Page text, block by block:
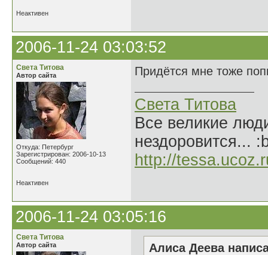
Неактивен
2006-11-24 03:03:52
Света Титова
Автор сайта
Откуда: Петербург
Зарегистрирован: 2006-10-13
Сообщений: 440
Придётся мне тоже
Света Титова
Все великие
нездоровится...
http://
Неактивен
2006-11-24 03:05:16
Света Титова
Автор сайта
Алиса Деева